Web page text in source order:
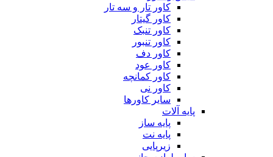
کاور تار و سه تار
کاور گیتار
کاور تنبک
کاور تنبور
کاور دف
کاور عود
کاور کمانچه
کاور نی
سایر کاورها
پایه آلات
پایه ساز
پایه نت
زیرپایی